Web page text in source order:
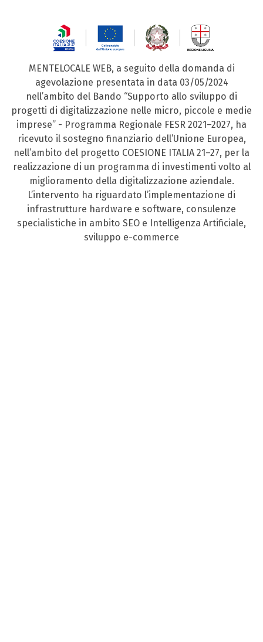
MENTELOCALE WEB, a seguito della domanda di
agevolazione presentata in data 03/05/2024
nell’ambito del Bando “Supporto allo sviluppo di
progetti di digitalizzazione nelle micro, piccole e medie
imprese” - Programma Regionale FESR 2021–2027, ha
ricevuto il sostegno finanziario dell’Unione Europea,
nell’ambito del progetto COESIONE ITALIA 21–27, per la
realizzazione di un programma di investimenti volto al
miglioramento della digitalizzazione aziendale.
L’intervento ha riguardato l’implementazione di
infrastrutture hardware e software, consulenze
specialistiche in ambito SEO e Intelligenza Artificiale,
sviluppo e-commerce